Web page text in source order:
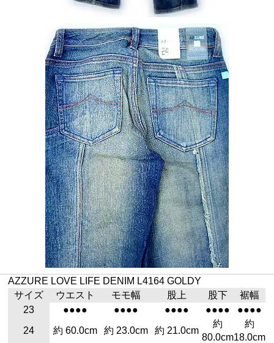
AZZURE LOVE LIFE DENIM L4164 GOLDY
サイズ
ウエスト モモ幅 股上 股下
裾幅
23
●●●● ●●●● ●●●● ●●●●
●●●●
24
約 60.0cm 約 23.0cm 約 21.0cm
約
80.0cm
約
18.0cm